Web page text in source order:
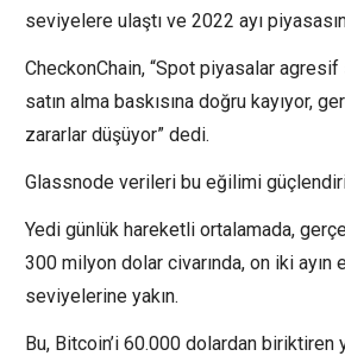
seviyelere ulaştı ve 2022 ayı
CheckonChain, “Spot piyasalar agresif
satın alma baskısına doğru kayıyor,
zararlar düşüyor” dedi.
Glassnode verileri bu eğilimi
Yedi günlük hareketli ortalamada,
300 milyon dolar civarında, on iki ayın
seviyelerine yakın.
Bu, Bitcoin’i 60.000 dolardan biriktiren